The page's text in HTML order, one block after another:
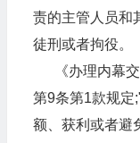
责的主管人员和
徒刑或者拘役。
《办理内幕交
第9条第1款规定
额、获利或者避